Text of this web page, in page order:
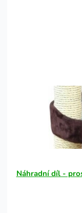
Náhradní díl -